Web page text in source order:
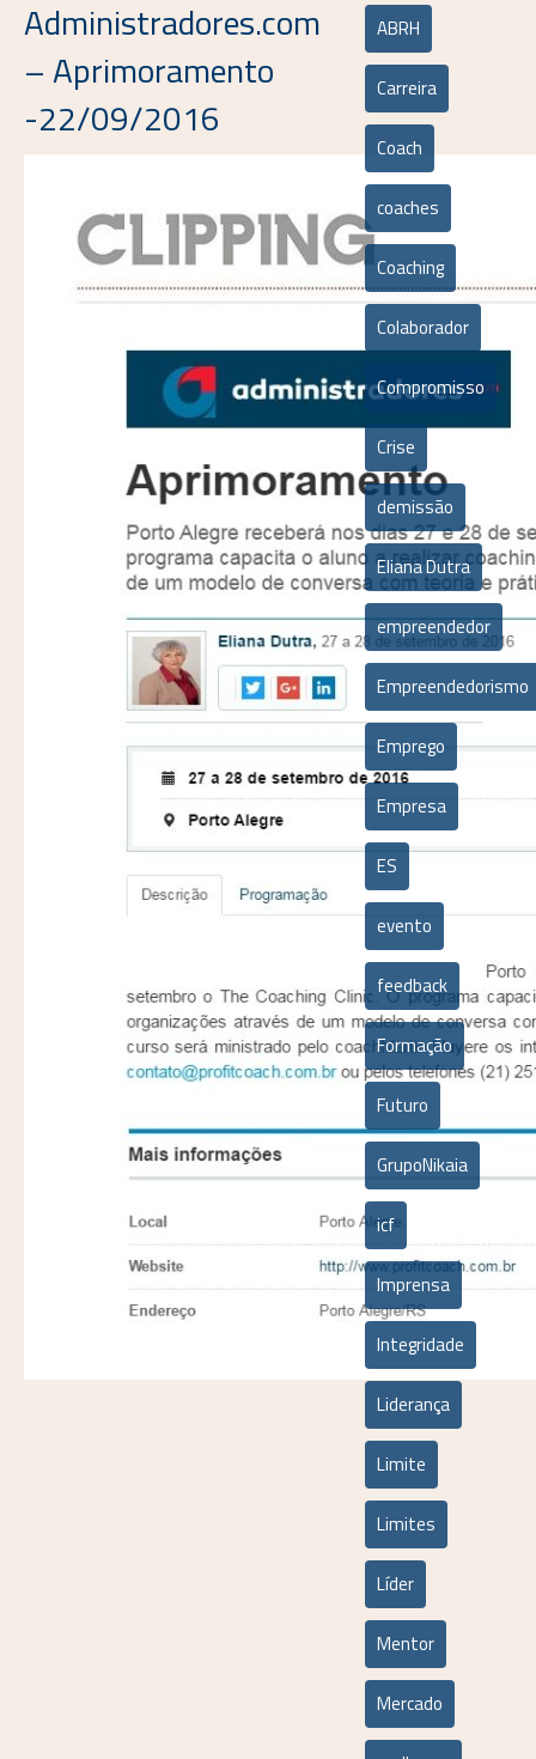
Administradores.com
– Aprimoramento
-22/09/2016
ABRH
Carreira
Coach
coaches
Coaching
Colaborador
Compromisso
Crise
demissão
Eliana Dutra
empreendedor
Empreendedorismo
Emprego
Empresa
ES
evento
feedback
Formação
Futuro
GrupoNikaia
icf
Imprensa
Integridade
Liderança
Limite
Limites
Líder
Mentor
Mercado